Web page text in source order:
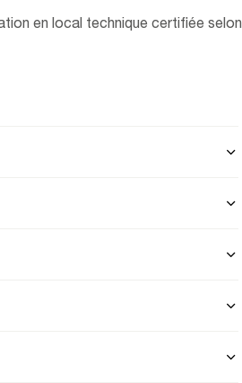
en local technique certifiée selon